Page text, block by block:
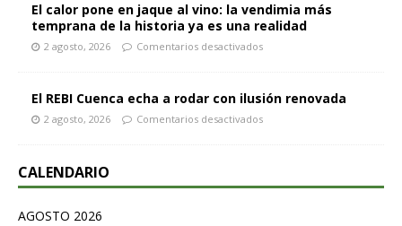
El calor pone en jaque al vino: la vendimia más
temprana de la historia ya es una realidad
2 agosto, 2026 Comentarios desactivados
El REBI Cuenca echa a rodar con ilusión renovada
2 agosto, 2026 Comentarios desactivados
CALENDARIO
AGOSTO 2026